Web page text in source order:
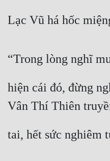
Lạc Vũ há hốc
“Trong lòng nghĩ
hiện cái đó, đừng
Vân Thí Thiên
tai, hết sức nghiêm